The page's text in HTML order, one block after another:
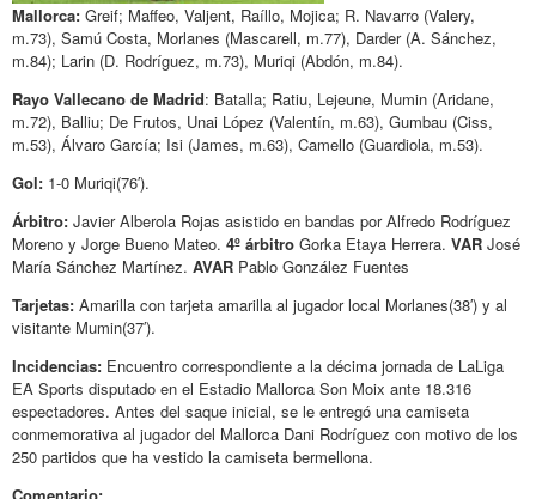
Mallorca: Greif; Maffeo, Valjent, Raíllo, Mojica; R. Navarro (Valery,
m.73), Samú Costa, Morlanes (Mascarell, m.77), Darder (A. Sánchez,
m.84); Larin (D. Rodríguez, m.73), Muriqi (Abdón, m.84).
Rayo Vallecano de Madrid: Batalla; Ratiu, Lejeune, Mumin (Aridane,
m.72), Balliu; De Frutos, Unai López (Valentín, m.63), Gumbau (Ciss,
m.53), Álvaro García; Isi (James, m.63), Camello (Guardiola, m.53).
Gol: 1-0 Muriqi(76′).
Árbitro: Javier Alberola Rojas asistido en bandas por Alfredo Rodríguez
Moreno y Jorge Bueno Mateo. 4º árbitro Gorka Etaya Herrera. VAR José
María Sánchez Martínez. AVAR Pablo González Fuentes
Tarjetas: Amarilla con tarjeta amarilla al jugador local Morlanes(38′) y al
visitante Mumin(37′).
Incidencias: Encuentro correspondiente a la décima jornada de LaLiga
EA Sports disputado en el Estadio Mallorca Son Moix ante 18.316
espectadores. Antes del saque inicial, se le entregó una camiseta
conmemorativa al jugador del Mallorca Dani Rodríguez con motivo de los
250 partidos que ha vestido la camiseta bermellona.